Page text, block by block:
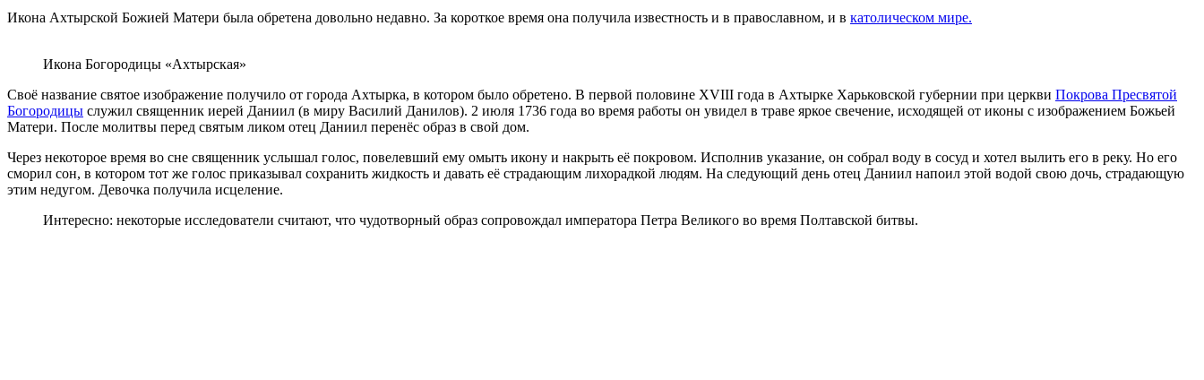
Икона Ахтырской Божией Матери была обретена довольно недавно. За короткое время она получила известность и в православном, и в католическом мире.
Икона Богородицы «Ахтырская»
Своё название святое изображение получило от города Ахтырка, в котором было обретено. В первой половине XVIII года в Ахтырке Харьковской губернии при церкви Покрова Пресвятой
Богородицы служил священник иерей Даниил (в миру Василий Данилов). 2 июля 1736 года во время работы он увидел в траве яркое свечение, исходящей от иконы с изображением Божьей
Матери. После молитвы перед святым ликом отец Даниил перенёс образ в свой дом.
Через некоторое время во сне священник услышал голос, повелевший ему омыть икону и накрыть её покровом. Исполнив указание, он собрал воду в сосуд и хотел вылить его в реку. Но его
сморил сон, в котором тот же голос приказывал сохранить жидкость и давать её страдающим лихорадкой людям. На следующий день отец Даниил напоил этой водой свою дочь, страдающую
этим недугом. Девочка получила исцеление.
Интересно: некоторые исследователи считают, что чудотворный образ сопровождал императора Петра Великого во время Полтавской битвы.